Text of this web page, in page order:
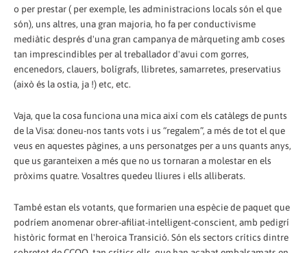
o per prestar ( per exemple, les administracions locals són el que
són), uns altres, una gran majoria, ho fa per conductivisme
mediàtic després d'una gran campanya de màrqueting amb coses
tan imprescindibles per al treballador d'avui com gorres,
encenedors, clauers, bolígrafs, llibretes, samarretes, preservatius
(això és la ostia, ja !) etc, etc.
Vaja, que la cosa funciona una mica així com els catàlegs de punts
de la Visa: doneu-nos tants vots i us “regalem”, a més de tot el que
veus en aquestes pàgines, a uns personatges per a uns quants anys,
que us garanteixen a més que no us tornaran a molestar en els
pròxims quatre. Vosaltres quedeu lliures i ells alliberats.
També estan els votants, que formarien una espècie de paquet que
podríem anomenar obrer-afiliat-intel·ligent-conscient, amb pedigrí
històric format en l'heroica Transició. Són els sectors crítics dintre